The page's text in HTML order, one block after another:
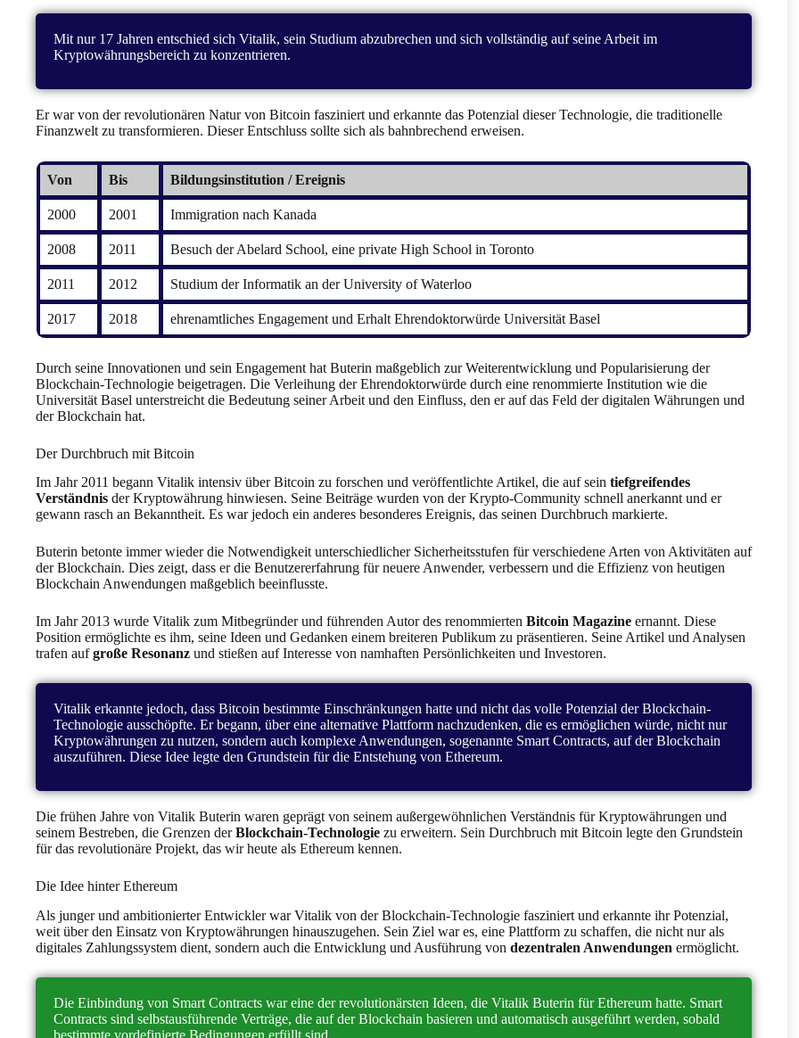
Mit nur 17 Jahren entschied sich Vitalik, sein Studium abzubrechen und sich vollständig auf seine Arbeit im
Kryptowährungsbereich zu konzentrieren.
Er war von der revolutionären Natur von Bitcoin fasziniert und erkannte das Potenzial dieser Technologie, die traditionelle
Finanzwelt zu transformieren. Dieser Entschluss sollte sich als bahnbrechend erweisen.
Von Bis Bildungsinstitution / Ereignis
2000 2001 Immigration nach Kanada
2008 2011 Besuch der Abelard School, eine private High School in Toronto
2011 2012 Studium der Informatik an der University of Waterloo
2017 2018 ehrenamtliches Engagement und Erhalt Ehrendoktorwürde Universität Basel
Durch seine Innovationen und sein Engagement hat Buterin maßgeblich zur Weiterentwicklung und Popularisierung der
Blockchain-Technologie beigetragen. Die Verleihung der Ehrendoktorwürde durch eine renommierte Institution wie die
Universität Basel unterstreicht die Bedeutung seiner Arbeit und den Einfluss, den er auf das Feld der digitalen Währungen und
der Blockchain hat.
Der Durchbruch mit Bitcoin
Im Jahr 2011 begann Vitalik intensiv über Bitcoin zu forschen und veröffentlichte Artikel, die auf sein tiefgreifendes
Verständnis der Kryptowährung hinwiesen. Seine Beiträge wurden von der Krypto-Community schnell anerkannt und er
gewann rasch an Bekanntheit. Es war jedoch ein anderes besonderes Ereignis, das seinen Durchbruch markierte.
Buterin betonte immer wieder die Notwendigkeit unterschiedlicher Sicherheitsstufen für verschiedene Arten von Aktivitäten auf
der Blockchain. Dies zeigt, dass er die Benutzererfahrung für neuere Anwender, verbessern und die Effizienz von heutigen
Blockchain Anwendungen maßgeblich beeinflusste.
Im Jahr 2013 wurde Vitalik zum Mitbegründer und führenden Autor des renommierten Bitcoin Magazine ernannt. Diese
Position ermöglichte es ihm, seine Ideen und Gedanken einem breiteren Publikum zu präsentieren. Seine Artikel und Analysen
trafen aufgroße Resonanz und stießen auf Interesse von namhaften Persönlichkeiten und Investoren.
Vitalik erkannte jedoch, dass Bitcoin bestimmte Einschränkungen hatte und nicht das volle Potenzial der Blockchain-
Technologie ausschöpfte. Er begann, über eine alternative Plattform nachzudenken, die es ermöglichen würde, nicht nur
Kryptowährungen zu nutzen, sondern auch komplexe Anwendungen, sogenannte Smart Contracts, auf der Blockchain
auszuführen. Diese Idee legte den Grundstein für die Entstehung von Ethereum.
Die frühen Jahre von Vitalik Buterin waren geprägt von seinem außergewöhnlichen Verständnis für Kryptowährungen und
seinem Bestreben, die Grenzen derBlockchain-Technologie zu erweitern. Sein Durchbruch mit Bitcoin legte den Grundstein
für das revolutionäre Projekt, das wir heute als Ethereum kennen.
Die Idee hinter Ethereum
Als junger und ambitionierter Entwickler war Vitalik von der Blockchain-Technologie fasziniert und erkannte ihr Potenzial,
weit über den Einsatz von Kryptowährungen hinauszugehen. Sein Ziel war es, eine Plattform zu schaffen, die nicht nur als
digitales Zahlungssystem dient, sondern auch die Entwicklung und Ausführung von dezentralen Anwendungen ermöglicht.
Die Einbindung von Smart Contracts war eine der revolutionärsten Ideen, die Vitalik Buterin für Ethereum hatte. Smart
Contracts sind selbstausführende Verträge, die auf der Blockchain basieren und automatisch ausgeführt werden, sobald